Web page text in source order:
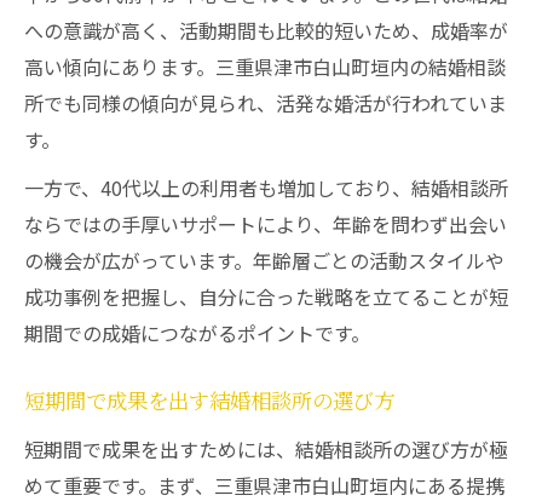
への意識が高く、活動期間も比較的短いため、成婚率が
高い傾向にあります。三重県津市白山町垣内の結婚相談
所でも同様の傾向が見られ、活発な婚活が行われていま
す。
一方で、40代以上の利用者も増加しており、結婚相談所
ならではの手厚いサポートにより、年齢を問わず出会い
の機会が広がっています。年齢層ごとの活動スタイルや
成功事例を把握し、自分に合った戦略を立てることが短
期間での成婚につながるポイントです。
短期間で成果を出す結婚相談所の選び方
短期間で成果を出すためには、結婚相談所の選び方が極
めて重要です。まず、三重県津市白山町垣内にある提携